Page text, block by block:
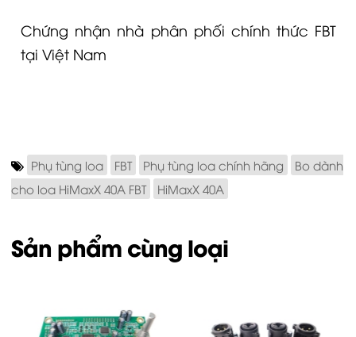
Chứng nhận nhà phân phối chính thức FBT
tại Việt Nam
Phụ tùng loa FBT Phụ tùng loa chính hãng
Bo dành
cho loa HiMaxX 40A FBT
HiMaxX 40A
Sản phẩm cùng loại